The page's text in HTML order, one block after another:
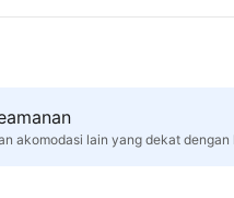
akomodasi lain yang dekat